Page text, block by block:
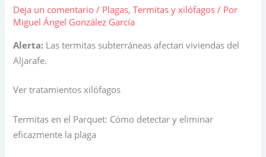
Deja un comentario / Plagas,Termitas y xilófagos / Por
Miguel Ángel González García
Alerta: Las termitas subterráneas afectan viviendas del
Aljarafe.
Ver tratamientos xilófagos
Termitas en el Parquet: Cómo detectar y eliminar
eficazmente la plaga